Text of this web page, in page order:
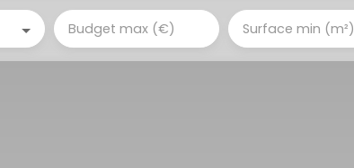
Budget max (€) Surface min (m²)